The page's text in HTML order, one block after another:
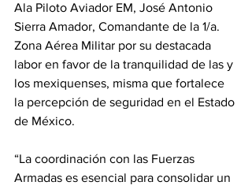
Ala Piloto Aviador EM, José Antonio
Sierra Amador, Comandante de la 1/a.
Zona Aérea Militar por su destacada
labor en favor de la tranquilidad de las y
los mexiquenses, misma que fortalece
la percepción de seguridad en el Estado
de México.
“La coordinación con las Fuerzas
Armadas es esencial para consolidar un